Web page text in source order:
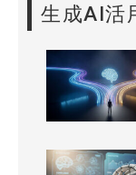
生成AI活